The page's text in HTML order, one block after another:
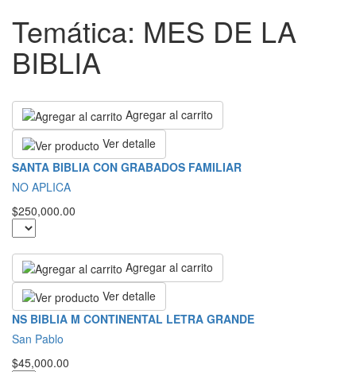
Temática: MES DE LA
BIBLIA
Agregar al carrito
Ver detalle
SANTA BIBLIA CON GRABADOS FAMILIAR
NO APLICA
$250,000.00
Agregar al carrito
Ver detalle
NS BIBLIA M CONTINENTAL LETRA GRANDE
San Pablo
$45,000.00